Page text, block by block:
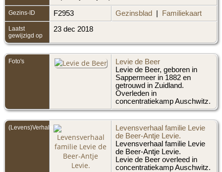
Gezins-ID F2953 Gezinsblad Familiekaart
Laatst
gewijzigd op
23 dec 2018
Foto's
Levie de Beer
Levie de Beer, geboren in
Sappermeer in 1882 en
getrouwd in Zuidland.
Overleden in
concentratiekamp Auschwitz.
(Levens)Verhalen
Levensverhaal familie Levie
de Beer-Antje Levie.
Levensverhaal familie Levie
de Beer-Antje Levie.
Levie de Beer overleed in
concentratiekamp Auschwitz.